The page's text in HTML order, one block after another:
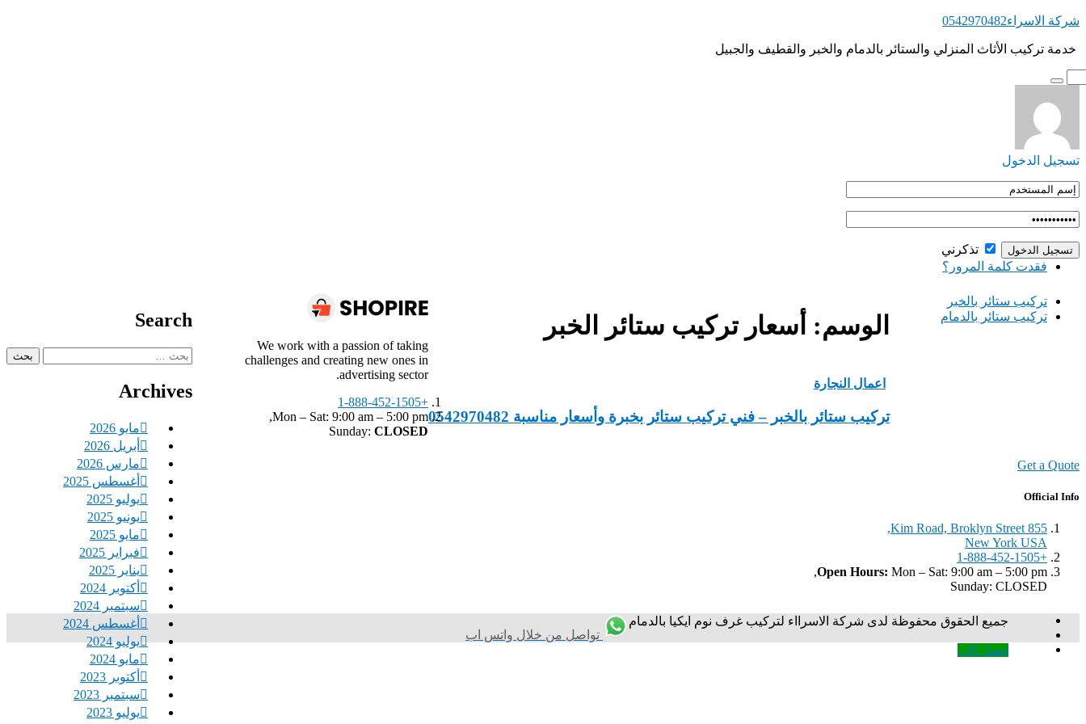
التجاوز
المحتوى
شركة الاسراء0542970482
‏ ‏خدمة تركيب الأثاث المنزلي والستائر بالدمام والخبر والقطيف والجبيل
تسجيل الدخول
تذكرني
فقدت كلمة المرور؟
‏تركيب ستائر بالخبر
‏تركيب ستائر بالدمام
الوسم: أسعار تركيب ستائر الخبر
اعمال النجارة
تركيب ستائر بالخبر – فني تركيب ستائر بخبرة وأسعار مناسبة 0542970482
Search
البحث
Archives
مايو 2026
أبريل 2026
مارس 2026
أغسطس 2025
يوليو 2025
يونيو 2025
مايو 2025
فبراير 2025
يناير 2025
أكتوبر 2024
سبتمبر 2024
أغسطس 2024
يوليو 2024
مايو 2024
أكتوبر 2023
سبتمبر 2023
يوليو 2023
We work with a passion of taking
challenges and creating new ones in
advertising sector.
+1-888-452-1505
Mon – Sat: 9:00 am – 5:00 pm,
Sunday: CLOSED
Get a Quote
Official Info
855 Kim Road, Broklyn Street,
New York USA
+1-888-452-1505
Open Hours: Mon – Sat: 9:00 am – 5:00 pm,
Sunday: CLOSED
جميع الحقوق محفوظة لدى شركة الاسرااء لتركيب غرف نوم ايكيا بالدمام
تواصل من خلال واتس اب
اتصل الان